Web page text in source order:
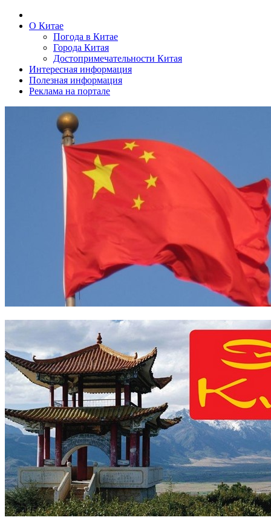
О Китае
Погода в Китае
Города Китая
Достопримечательности Китая
Интересная информация
Полезная информация
Реклама на портале